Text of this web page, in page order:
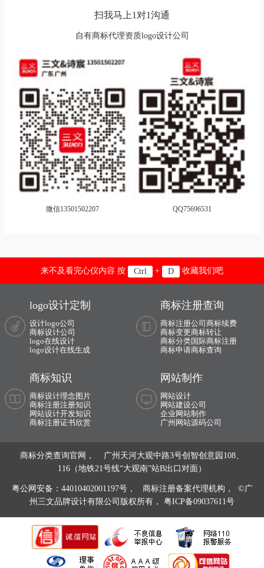
扫我马上1对1沟通
自有商标代理资质logo设计公司
微信13501502207 QQ75696531
来不及看完心仪内容 按 Ctrl + D 收藏我们吧
logo设计定制
设计logo公司
商标设计公司
logo在线设计
logo设计在线生成
商标注册查询
商标注册公司 商标续费
商标变更商标转让
商标分类国际商标注册
商标申请商标查询
商标知识
商标设计理念图片
商标注册注册知识
网站设计开发知识
商标注册证书欣赏
网站制作
网站设计
网站建设公司
企业网站制作
广州网站源码公司
商标分类查询官网， 广州天河大观中路3号创智创意园108、
116（地铁21号线“大观南”站B出口对面）
粤公网安备：44010402001197号，
商标注册备案代理机构， ©广
州三文品牌设计有限公司版权所有， 粤ICP备09037611号